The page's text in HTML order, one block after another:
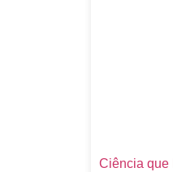
Ciência que